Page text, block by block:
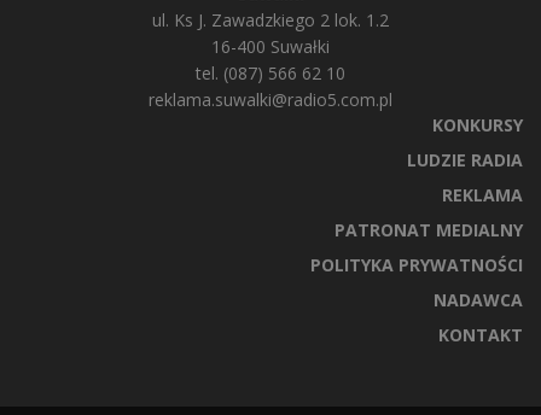
ul. Ks J. Zawadzkiego 2 lok. 1.2
16-400 Suwałki
tel. (087) 566 62 10
reklama.suwalki@radio5.com.pl
KONKURSY
LUDZIE RADIA
REKLAMA
PATRONAT MEDIALNY
POLITYKA PRYWATNOŚCI
NADAWCA
KONTAKT